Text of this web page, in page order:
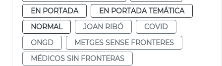
EN PORTADA
EN PORTADA TEMÁTICA
NORMAL
JOAN RIBÓ
COVID
ONGD
METGES SENSE FRONTERES
MÉDICOS SIN FRONTERAS